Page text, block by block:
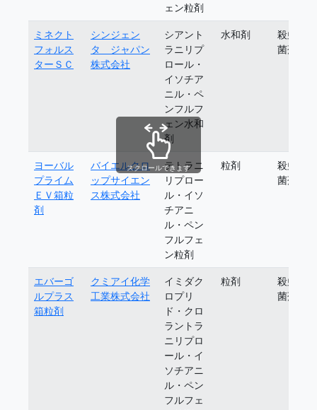
ェン粒剤
ミネクト
フォルス
ターＳＣ
シンジェン
タ ジャパン
株式会社
シアント
ラニリプ
ロール・
イソチア
ニル・ペ
ンフルフ
ェン水和
剤
水和剤
殺虫殺
菌剤
ヨーバル
プライム
ＥＶ箱粒
剤
バイエルクロ
ップサイエン
ス株式会社
テトラニ
リプロー
ル・イソ
チアニ
ル・ペン
フルフェ
ン粒剤
粒剤
殺虫殺
菌剤
エバーゴ
ルプラス
箱粒剤
クミアイ化学
工業株式会社
イミダク
ロプリ
ド・クロ
ラントラ
ニリプロ
ール・イ
ソチアニ
ル・ペン
フルフェ
粒剤
殺虫殺
菌剤
スクロールできます